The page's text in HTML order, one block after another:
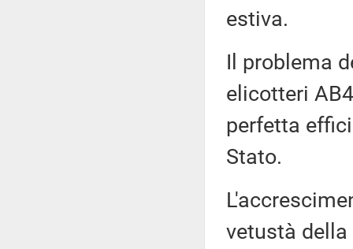
estiva.
Il problema
elicotteri
perfetta
Stato.
vetustà